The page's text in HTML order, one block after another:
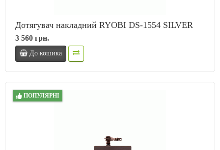
Дотягувач накладний RYOBI DS-1554 SILVER
3 560 грн.
До кошика
ПОПУЛЯРНІ